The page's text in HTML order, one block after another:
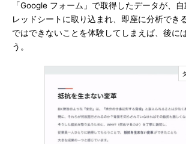
「Google フォーム」で取得したデータが、
レッドシートに取り込まれ、即座に分析でき
ではできないことを体験してしまえば、後に
う。